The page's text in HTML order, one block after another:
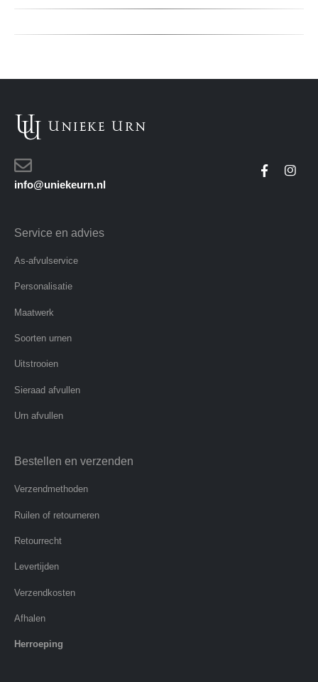
info@uniekeurn.nl
Service en advies
As-afvulservice
Personalisatie
Maatwerk
Soorten urnen
Uitstrooien
Sieraad afvullen
Urn afvullen
Bestellen en verzenden
Verzendmethoden
Ruilen of retourneren
Retourrecht
Levertijden
Verzendkosten
Afhalen
Herroeping